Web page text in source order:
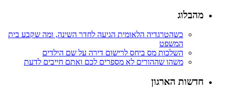
מהבלוג
כשהטרגדיה הלאומית הגיעה לחדר השינה, ומה שקבע בית
המשפט
השלכות מס ביחס לרישום דירה על שם הילדים
משהו שההורים לא מספרים לכם ואתם חייבים לדעת
חדשות הארגון